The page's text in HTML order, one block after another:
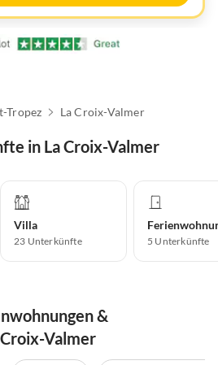
Tropez La Croix-Valmer
in La Croix-Valmer
Villa
23 Unterkünfte 5 Unterkünfte
&
Valmer